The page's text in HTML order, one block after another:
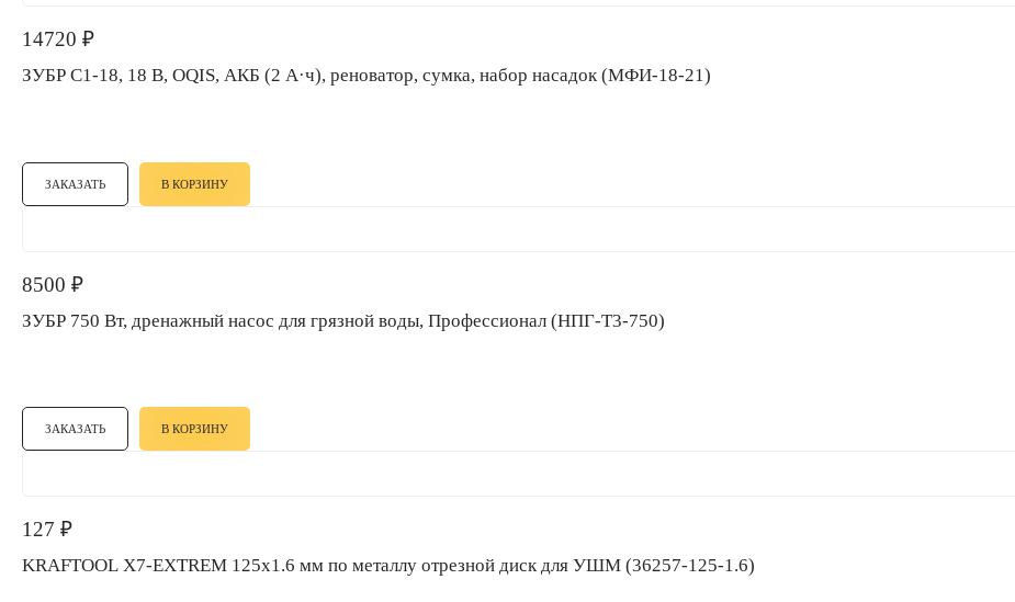
14720 ₽
ЗУБР C1-18, 18 В, OQIS, АКБ (2 А·ч), реноватор, сумка, набор насадок (МФИ-18-21)
ЗАКАЗАТЬ В КОРЗИНУ
8500 ₽
ЗУБР 750 Вт, дренажный насос для грязной воды, Профессионал (НПГ-Т3-750)
ЗАКАЗАТЬ В КОРЗИНУ
127 ₽
KRAFTOOL X7-EXTREM 125x1.6 мм по металлу отрезной диск для УШМ (36257-125-1.6)